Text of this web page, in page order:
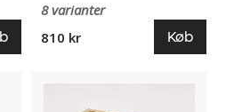
8 varianter
810 kr
Køb